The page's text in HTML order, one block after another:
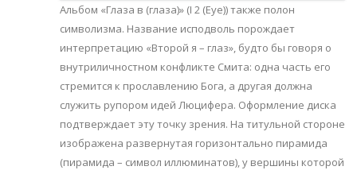
Альбом «Глаза в (глаза)» (I 2 (Eye)) также полон
символизма. Название исподволь порождает
интерпретацию «Второй я – глаз», будто бы говоря о
внутриличностном конфликте Смита: одна часть его
стремится к прославлению Бога, а другая должна
служить рупором идей Люцифера. Оформление диска
подтверждает эту точку зрения. На титульной стороне
изображена развернутая горизонтально пирамида
(пирамида – символ иллюминатов), у вершины которой